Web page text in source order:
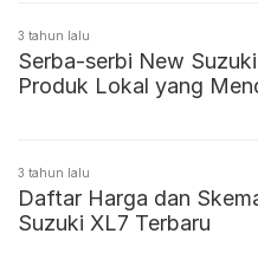
3 tahun lalu
Serba-serbi New
Produk Lokal yang
3 tahun lalu
Daftar Harga dan
Suzuki XL7 Terbaru